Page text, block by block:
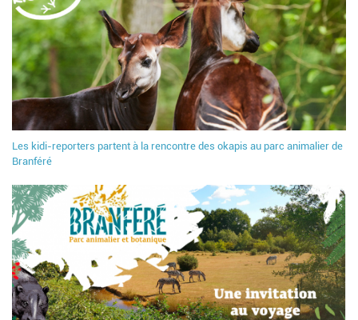
Les kidi-reporters partent à la rencontre des okapis au parc animalier de
Branféré